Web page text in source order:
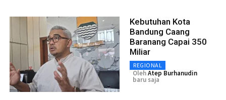
Kebutuhan Kota
Bandung Caang
Baranang Capai 350
Miliar
REGIONAL
OlehAtep Burhanudin
baru saja